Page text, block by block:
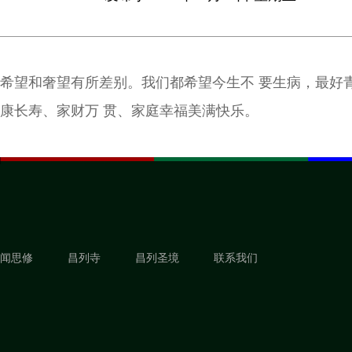
希望和奢望有所差别。我们都希望今生不 要生病，最好
康长寿、家财万 贯、家庭幸福美满快乐。
闻思修 昌列寺 昌列圣境 联系我们